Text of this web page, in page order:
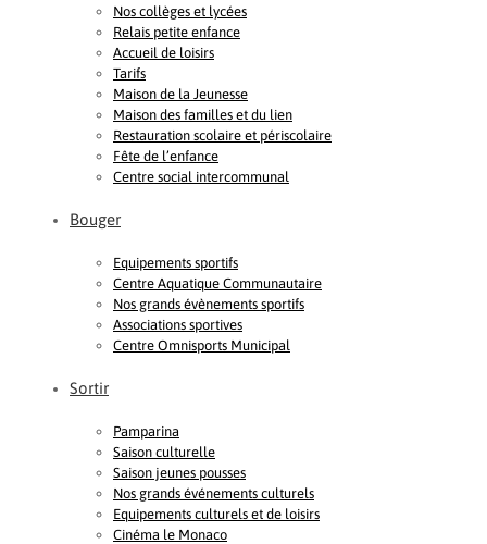
Nos collèges et lycées
Relais petite enfance
Accueil de loisirs
Tarifs
Maison de la Jeunesse
Maison des familles et du lien
Restauration scolaire et périscolaire
Fête de l’enfance
Centre social intercommunal
Bouger
Equipements sportifs
Centre Aquatique Communautaire
Nos grands évènements sportifs
Associations sportives
Centre Omnisports Municipal
Sortir
Pamparina
Saison culturelle
Saison jeunes pousses
Nos grands événements culturels
Equipements culturels et de loisirs
Cinéma le Monaco